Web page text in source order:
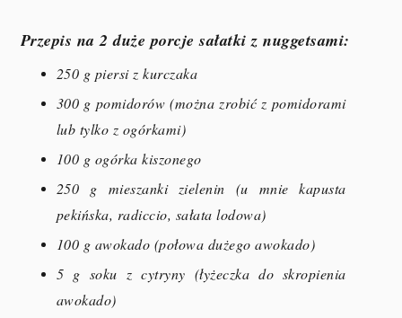
Przepis na 2 duże porcje sałatki z nuggetsami:
250 g piersi z kurczaka
300 g pomidorów (można zrobić z pomidorami
lub tylko z ogórkami)
100 g ogórka kiszonego
250 g mieszanki zielenin (u mnie kapusta
pekińska, radiccio, sałata lodowa)
100 g awokado (połowa dużego awokado)
5 g soku z cytryny (łyżeczka do skropienia
awokado)